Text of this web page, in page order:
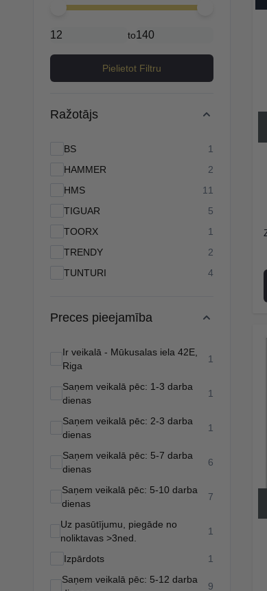
Minimal price
Maximum price
to
Pielietot Filtru
Ražotājs
BS 1
HAMMER
2 products
HMS
11
products
TIGUAR
5
TOORX
1
products
TRENDY
2
TUNTURI
4 products
Preces pieejamība
Ir veikalā - Mūkusalas iela 42E,
Riga
1
Saņem veikalā pēc: 1-3 darba
dienas
1
Saņem veikalā pēc: 2-3 darba
dienas
1
Saņem veikalā pēc: 5-7 darba
dienas
6
Saņem veikalā pēc: 5-10 darba
dienas
7 products
Uz pasūtījumu, piegāde no
noliktavas >3ned.
1
Izpārdots 1
Saņem veikalā pēc: 5-12 darba
9